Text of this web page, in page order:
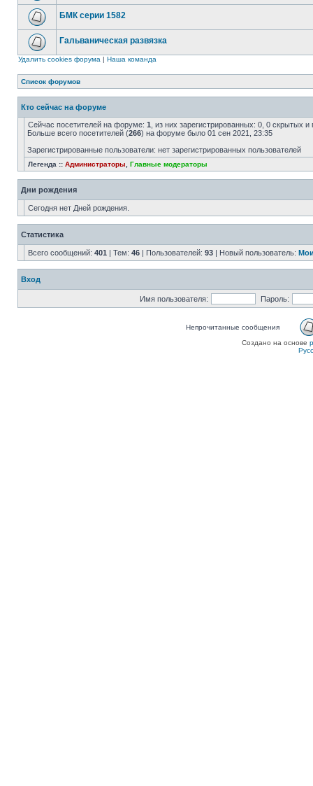
БМК серии 1582
Гальваническая развязка
Удалить cookies форума | Наша команда
Список форумов
Кто сейчас на форуме
Сейчас посетителей на форуме: 1 , из них зарегистрированных: 0, 0 скрытых
Больше всего посетителей (266) на форуме было 01 сен 2021, 23:35
Зарегистрированные пользователи: нет зарегистрированных пользователей
Легенда :: Администраторы Главные модераторы
Дни рождения
Сегодня нет Дней рождения.
Статистика
Всего сообщений: 401 | Тем: 46 | Пользователей: 93 | Новый пользователь:
Вход
Имя пользователя: Пароль:
Непрочитанные сообщения
Создано на основе